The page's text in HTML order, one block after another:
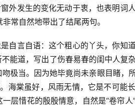
外发生的变化无动于衷，也表明词
常自然地带出了结尾两句。
自言自语：这个粗心的丫头，你知
能道，写出了伤春易春的闺中人复
极当。因为她毕竟尚未亲眼目睹，
海棠虽好，风雨无情，它是不可能
层惜花的殷殷情意，自然是“卷帘人